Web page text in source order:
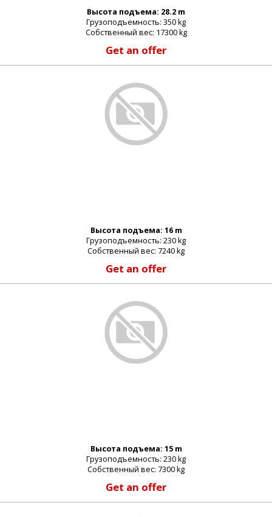
Высота подъема: 28.2 m
Грузоподъемность: 350 kg
Собственный вес: 17300 kg
Get an offer
Высота подъема: 16 m
Грузоподъемность: 230 kg
Собственный вес: 7240 kg
Get an offer
Высота подъема: 15 m
Грузоподъемность: 230 kg
Собственный вес: 7300 kg
Get an offer
_lost_password